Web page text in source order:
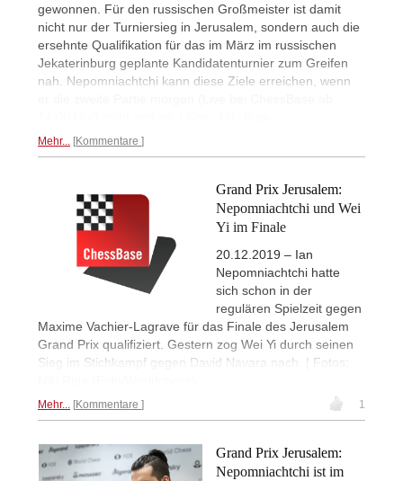
gewonnen. Für den russischen Großmeister ist damit
nicht nur der Turniersieg in Jerusalem, sondern auch die
ersehnte Qualifikation für das im März im russischen
Jekaterinburg geplante Kandidatenturnier zum Greifen
nah. Nepomniachtchi kann diese Ziele erreichen, wenn
Mehr... Kommentare
Grand Prix Jerusalem:
Nepomniachtchi und Wei
Yi im Finale
20.12.2019 – Ian
Nepomniachtchi hatte
sich schon in der
regulären Spielzeit gegen
Maxime Vachier-Lagrave für das Finale des Jerusalem
Grand Prix qualifiziert. Gestern zog Wei Yi durch seinen
Sieg im Stichkampf gegen David Navara nach. | Fotos:
Mehr... Kommentare 1
Grand Prix Jerusalem:
Nepomniachtchi ist im